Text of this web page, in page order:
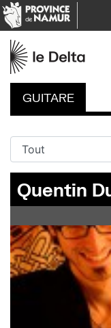
GUITARE
Quentin